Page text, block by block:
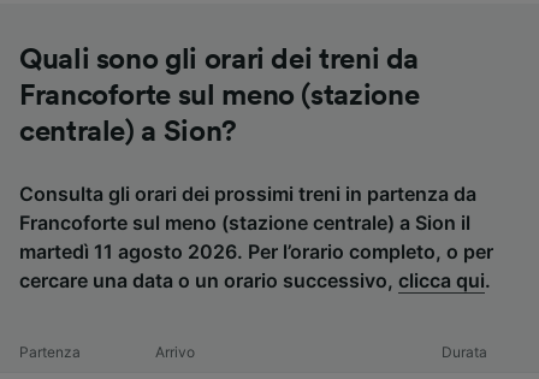
Quali sono gli orari dei treni da
Francoforte sul meno (stazione
centrale) a Sion?
Consulta gli orari dei prossimi treni in partenza da
Francoforte sul meno (stazione centrale) a Sion il
martedì 11 agosto 2026. Per l’orario completo, o per
cercare una data o un orario successivo, clicca qui.
Partenza Arrivo Durata